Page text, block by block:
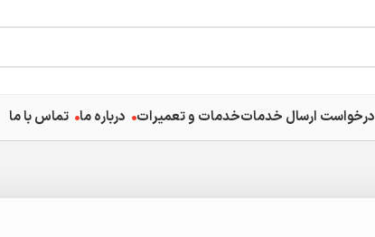
درخواست ارسال خدماتخدمات و تعمیرات درباره ما تماس با ما